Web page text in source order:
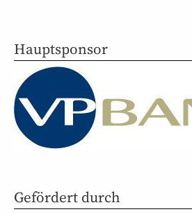
Hauptsponsor
Gefördert durch